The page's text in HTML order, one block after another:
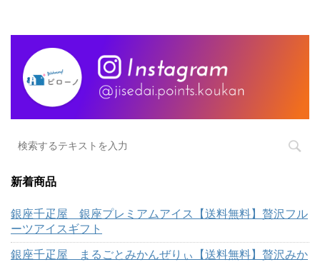
新着商品
銀座千疋屋 銀座プレミアムアイス【送料無料】贅沢フル
ーツアイスギフト
銀座千疋屋 まるごとみかんぜりぃ【送料無料】贅沢みか